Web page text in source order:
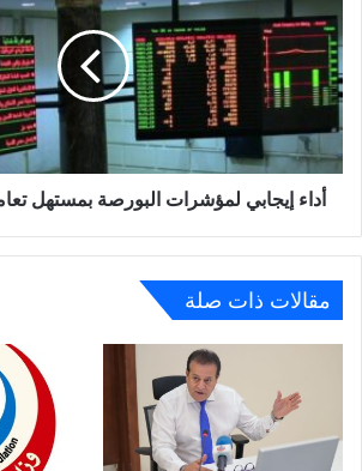
لمؤشرات
البورصة
بمستهل
تعاملات
الأربعاء
أداء إيجابي لمؤشرات البورصة بمستهل
مقالات ذات صلة